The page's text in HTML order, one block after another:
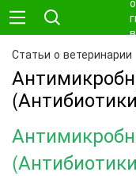
Статьи о ветеринарии